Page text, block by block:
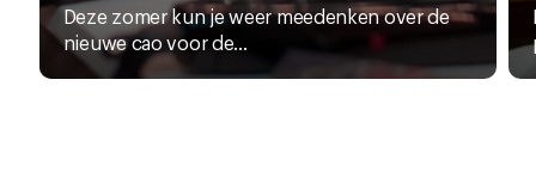
Deze zomer kun je weer meedenken over de
nieuwe cao voor de...